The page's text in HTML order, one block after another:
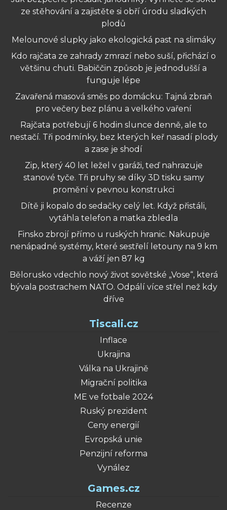
ze stěhování a zajistěte si obří úrodu sladkých
plodů
Melounové slupky jako ekologická past na slimáky
Kdo rajčata ze zahrady zmrazí nebo suší, přichází o
většinu chuti. Babiččin způsob je jednodušší a
funguje lépe
Zavařená masová směs po domácku: Tajná zbraň
pro večery bez plánu a velkého vaření
Rajčata potřebují 6 hodin slunce denně, ale to
nestačí. Tři podmínky, bez kterých keř nasadí plody
a zase je shodí
Zip, který 40 let ležel v garáži, teď nahrazuje
stanové tyče. Tři pruhy se díky 3D tisku samy
promění v pevnou konstrukci
Dítě ji kopalo do sedačky celý let. Když přistáli,
vytáhla telefon a matka zbledla
Finsko zbrojí přímo u ruských hranic. Nakupuje
nenápadné systémy, které sestřelí letouny na 9 km
a váží jen 87 kg
Bělorusko vdechlo nový život sovětské „Vose“, která
bývala postrachem NATO. Odpálí více střel než kdy
dříve
Tiscali.cz
Inflace
Ukrajina
Válka na Ukrajině
Migrační politika
ME ve fotbale 2024
Ruský prezident
Ceny energií
Evropská unie
Penzijní reforma
Vynález
Games.cz
Recenze